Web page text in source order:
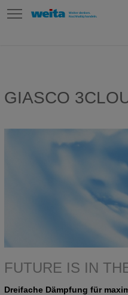
GIASCO
FUTURE IS IN
Dreifache Dämpfung für